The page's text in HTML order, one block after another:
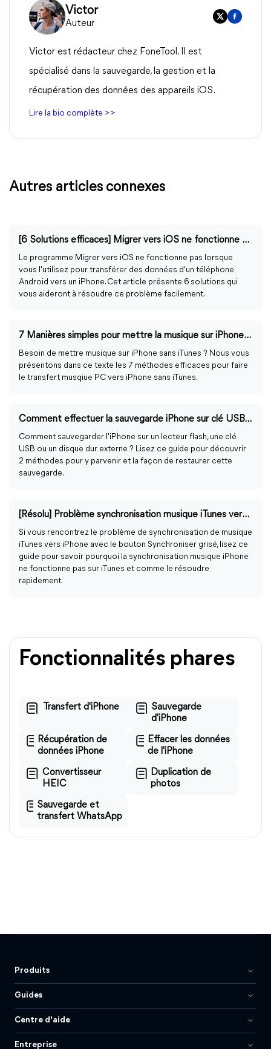
Victor
Auteur
Victor est rédacteur chez FoneTool. Il est
spécialisé dans la sauvegarde, la gestion et la
récupération des données des appareils iOS.
Lire la bio complète >>
Autres articles connexes
[6 Solutions efficaces] Migrer vers iOS ne fonctionne pas
Le programme Migrer vers iOS ne fonctionne pas lorsque
vous l'utilisez pour transférer des données d'un téléphone
Android vers un iPhone. Cet article présente 6 solutions qui
vous aideront à résoudre ce problème facilement.
7 Manières simples pour mettre la musique sur iPhone sans iTunes
Besoin de mettre musique sur iPhone sans iTunes ? Nous vous
présentons dans ce texte les 7 méthodes efficaces pour faire
le transfert musqiue PC vers iPhone sans iTunes.
Comment effectuer la sauvegarde iPhone sur clé USB/disque dur externe
Comment sauvegarder l'iPhone sur un lecteur flash, une clé
USB ou un disque dur externe ? Lisez ce guide pour découvrir
2 méthodes pour y parvenir et la façon de restaurer cette
sauvegarde.
[Résolu] Problème synchronisation musique iTunes vers iPhone
Si vous rencontrez le problème de synchronisation de musique
iTunes vers iPhone avec le bouton Synchroniser grisé, lisez ce
guide pour savoir pourquoi la synchronisation musique iPhone
ne fonctionne pas sur iTunes et comme le résoudre
rapidement.
Fonctionnalités phares
Transfert d'iPhone
Sauvegarde
d'iPhone
Récupération de
données iPhone
Effacer les données
de l'iPhone
Convertisseur
HEIC
Duplication de
photos
Sauvegarde et
transfert WhatsApp
Produits
Guides
Centre d'aide
Entreprise